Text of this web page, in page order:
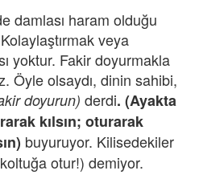
damlası haram olduğu
veya
yoktur. Fakir doyurmakla
Öyle olsaydı, dinin sahibi,
doyurun) derdi. (Ayakta
kılsın; oturarak
buyuruyor. Kilisedekiler
otur!) demiyor.